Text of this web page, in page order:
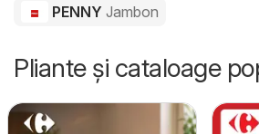
PENNY Jambon
Pliante și cataloage